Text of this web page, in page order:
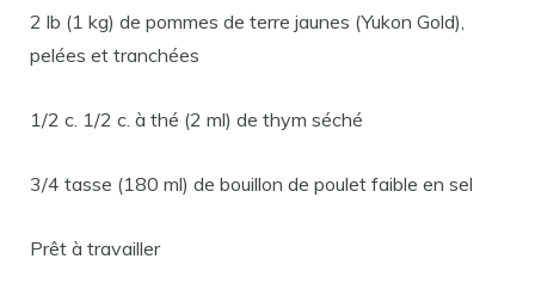
2 lb (1 kg) de pommes de terre jaunes (Yukon Gold),
pelées et tranchées
1/2 c. 1/2 c. à thé (2 ml) de thym séché
3/4 tasse (180 ml) de bouillon de poulet faible en sel
Prêt à travailler